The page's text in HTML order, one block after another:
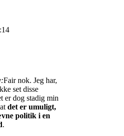
Fair nok. Jeg har,
set disse
er dog stadig min
det er umuligt,
politik i en
.